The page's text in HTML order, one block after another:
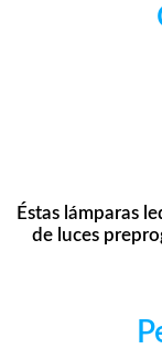
Éstas lámparas
de luces